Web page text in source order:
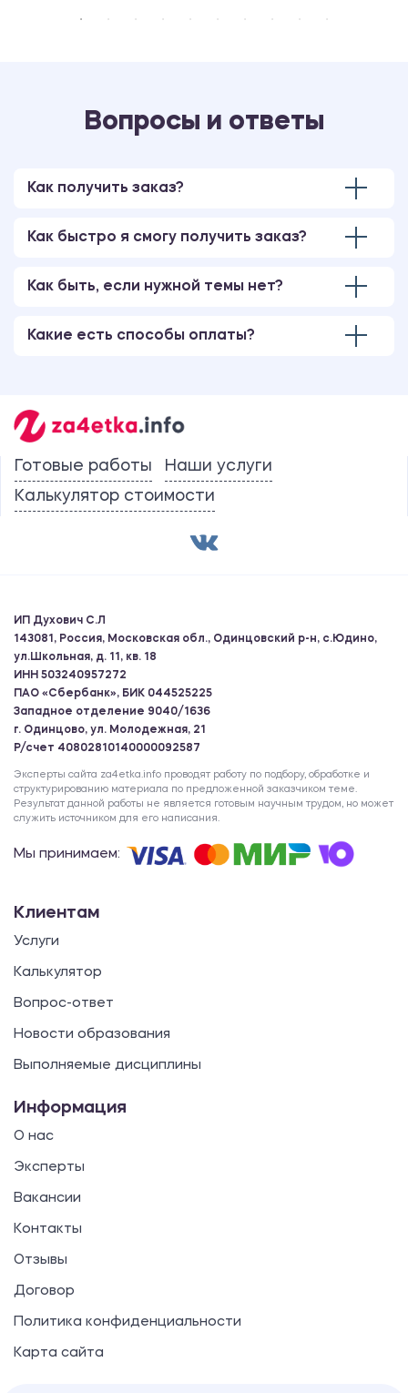
Вопросы и ответы
Как получить заказ?
Как быстро я смогу получить заказ?
Как быть, если нужной темы нет?
Какие есть способы оплаты?
Готовые работы
Наши услуги
Калькулятор стоимости
ИП Духович С.Л
143081, Россия, Московская обл., Одинцовский р-н, с.Юдино,
ул.Школьная, д. 11, кв. 18
ИНН 503240957272
ПАО «Сбербанк», БИК 044525225
Западное отделение 9040/1636
г. Одинцово, ул. Молодежная, 21
Р/счет 40802810140000092587
Эксперты сайта za4etka.info проводят работу по подбору, обработке и
структурированию материала по предложенной заказчиком теме.
Результат данной работы не является готовым научным трудом, но может
служить источником для его написания.
Мы принимаем:
Клиентам
Услуги
Калькулятор
Вопрос-ответ
Новости образования
Выполняемые дисциплины
Информация
О нас
Эксперты
Вакансии
Контакты
Отзывы
Договор
Политика конфиденциальности
Карта сайта